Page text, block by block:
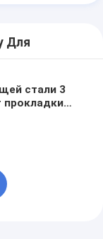
Для
стали 3